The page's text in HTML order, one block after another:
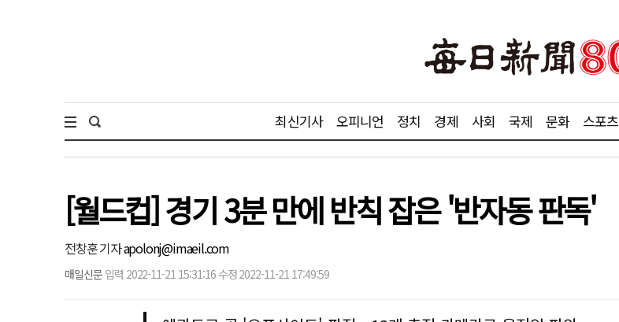
최신기사 오피니언 정치 경제 사회 국제 문화 스포츠
[월드컵] 경기 3분 만에 반칙 잡은 '반자동 판독'
전창훈 기자apolonj@imaeil.com
매일신문 입력 2022-11-21 15:31:16 수정 2022-11-21 17:49:59